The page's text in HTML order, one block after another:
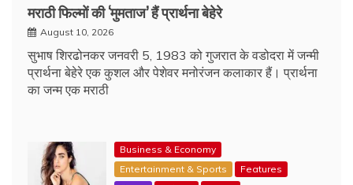
मराठी फिल्‍मों की ‘मुमताज’ हैं प्रार्थना बेहेरे
August 10, 2026
सुभाष शिरढोनकर जनवरी 5, 1983 को गुजरात के वडोदरा में जन्मी
प्रार्थना बेहेरे एक कुशल और पेशेवर मनोरंजन कलाकार हैं। प्रार्थना
का जन्म एक मराठी
Business & Economy
Entertainment & Sports
Features